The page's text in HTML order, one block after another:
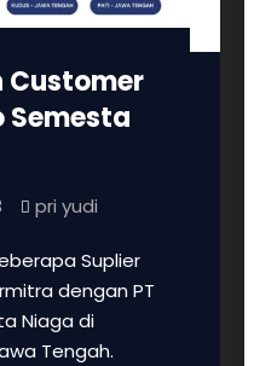
Customer
Semesta
pri yudi
Suplier
dengan PT
Niaga di
Tengah.